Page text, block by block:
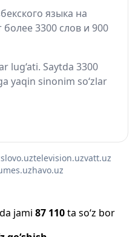
языка на
3300 слов и 900
lug‘ati. Saytda 3300
yaqin sinonim so‘zlar
slovo.uztelevision.uzvatt.uz
havo.uz
jami 87 110ta so‘z bor